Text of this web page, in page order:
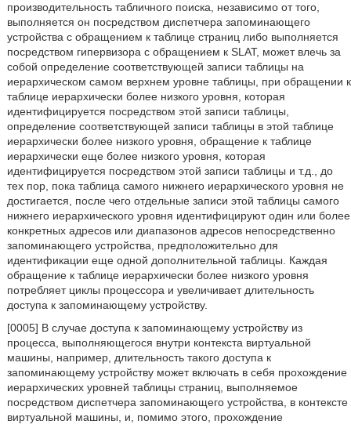
производительность табличного поиска, независимо от того,
выполняется он посредством диспетчера запоминающего
устройства с обращением к таблице страниц либо выполняется
посредством гипервизора с обращением к SLAT, может влечь за
собой определение соответствующей записи таблицы на
иерархическом самом верхнем уровне таблицы, при обращении к
таблице иерархически более низкого уровня, которая
идентифицируется посредством этой записи таблицы,
определение соответствующей записи таблицы в этой таблице
иерархически более низкого уровня, обращение к таблице
иерархически еще более низкого уровня, которая
идентифицируется посредством этой записи таблицы и т.д., до
тех пор, пока таблица самого нижнего иерархического уровня не
достигается, после чего отдельные записи этой таблицы самого
нижнего иерархического уровня идентифицируют один или более
конкретных адресов или диапазонов адресов непосредственно
запоминающего устройства, предположительно для
идентификации еще одной дополнительной таблицы. Каждая
обращение к таблице иерархически более низкого уровня
потребляет циклы процессора и увеличивает длительность
доступа к запоминающему устройству.
[0005] В случае доступа к запоминающему устройству из
процесса, выполняющегося внутри контекста виртуальной
машины, например, длительность такого доступа к
запоминающему устройству может включать в себя прохождение
иерархических уровней таблицы страниц, выполняемое
посредством диспетчера запоминающего устройства, в контексте
виртуальной машины, и, помимо этого, прохождение